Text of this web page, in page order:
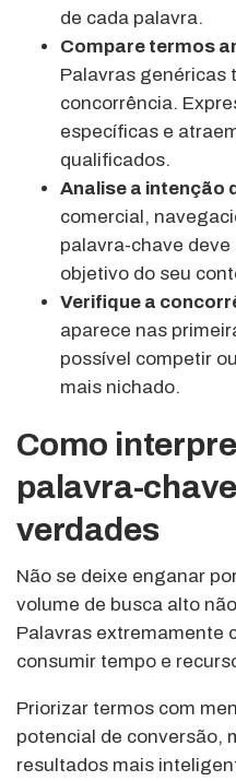
de cada palavra.
Compare termos
Palavras genéricas
concorrência.
específicas e
qualificados.
Analise a intenção
comercial,
palavra-chave
objetivo do seu
Verifique a
aparece nas
possível competir
mais nichado.
Como
palavra-
verdades
Não se deixe enganar
volume de busca alto
Palavras extremamente
consumir tempo e
Priorizar termos com
potencial de conversão,
resultados mais